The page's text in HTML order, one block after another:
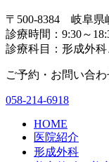
〒500-8384 岐阜県
診療時間：9:30～
診療科目：形成外
ご予約・お問い合
058-214-6918
HOME
医院紹介
形成外科